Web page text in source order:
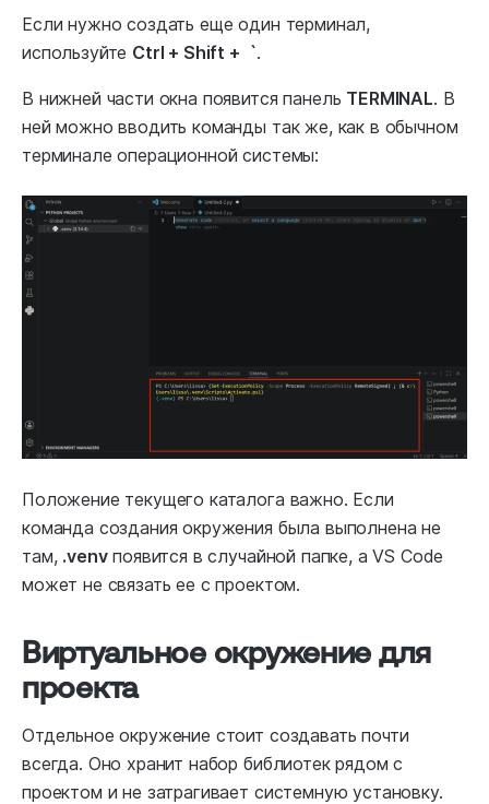
Если нужно создать еще один терминал,
используйте Ctrl + Shift + `.
В нижней части окна появится панель TERMINAL. В
ней можно вводить команды так же, как в обычном
терминале операционной системы:
Положение текущего каталога важно. Если
команда создания окружения была выполнена не
там, .venvпоявится в случайной папке, а VS Code
может не связать ее с проектом.
Виртуальное окружение для
проекта
Отдельное окружение стоит создавать почти
всегда. Оно хранит набор библиотек рядом с
проектом и не затрагивает системную установку.